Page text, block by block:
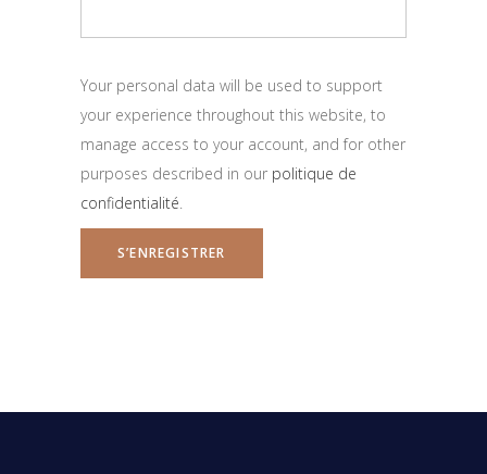
Your personal data will be used to support
your experience throughout this website, to
manage access to your account, and for other
purposes described in our politique de
confidentialité.
S’ENREGISTRER